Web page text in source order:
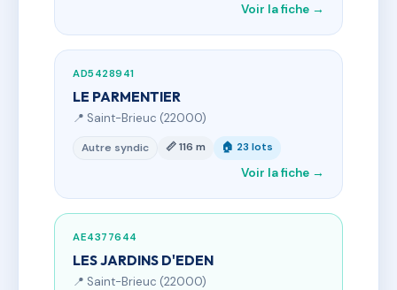
Voir la fiche →
AD5428941
LE PARMENTIER
📍 Saint-Brieuc (22000)
Autre syndic 📏 116 m 🏠 23 lots
Voir la fiche →
AE4377644
LES JARDINS D'EDEN
📍 Saint-Brieuc (22000)